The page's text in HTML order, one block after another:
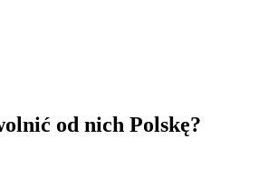
od nich Polskę?